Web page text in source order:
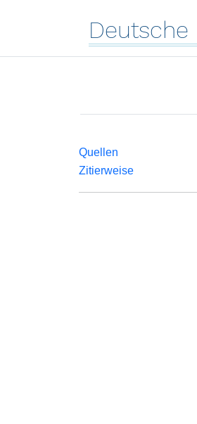
Deutsche
Quellen
Zitierweise